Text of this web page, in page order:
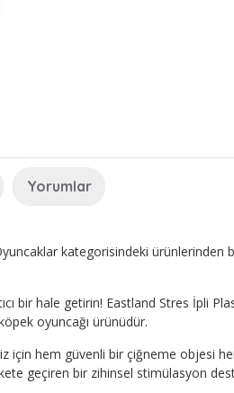
Yorumlar
kategorisindeki ürünlerinden
hale getirin! Eastland Stres İpli
oyuncağı ürünüdür.
hem güvenli bir çiğneme objesi
geçiren bir zihinsel stimülasyon